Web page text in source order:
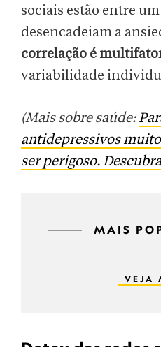
sociais estão entre
desencadeiam a
correlação é
variabilidade
(Mais sobre saúde:
antidepressivos
ser perigoso.
MAIS
VEJA